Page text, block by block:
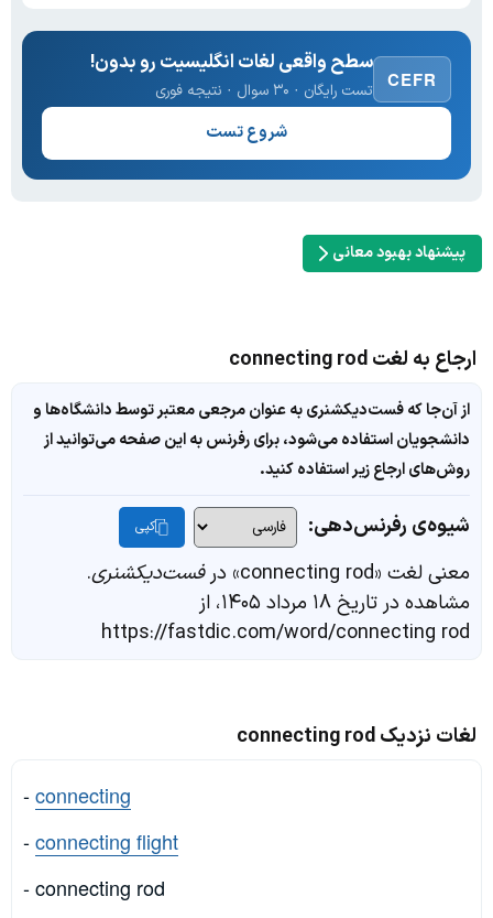
CEFR
سطح واقعی لغات انگلیسیت رو بدون!
تست رایگان · ۳۰ سوال · نتیجه فوری
شروع تست
پیشنهاد بهبود معانی
ارجاع به لغت connecting rod
از آن‌جا که فست‌دیکشنری به عنوان مرجعی معتبر توسط دانشگاه‌ها و
دانشجویان استفاده می‌شود، برای رفرنس به این صفحه می‌توانید از
روش‌های ارجاع زیر استفاده کنید.
شیوه‌ی رفرنس‌دهی: کپی
معنی لغت «connecting rod» در فست‌دیکشنری.
مشاهده در تاریخ ۱۸ مرداد ۱۴۰۵، از
https://fastdic.com/word/connecting rod
لغات نزدیک connecting rod
-connecting
-connecting flight
- connecting rod